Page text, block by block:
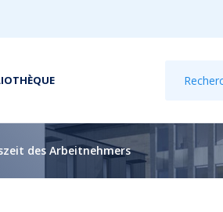
des Arbeitnehmers